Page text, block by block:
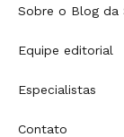
Sobre o Blog da
Equipe editorial
Especialistas
Contato